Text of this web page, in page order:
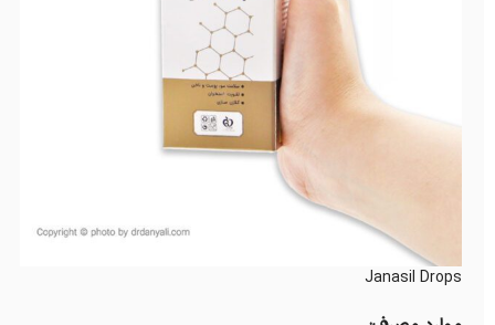
Janasil Drops